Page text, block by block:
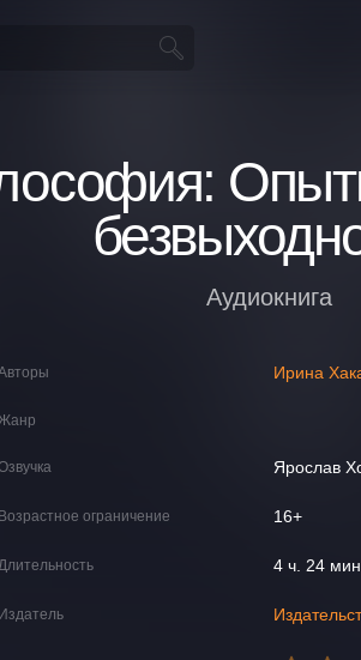
Аудиокнига
Ирина
Ярослав
ограничение 16+
4 ч. 24